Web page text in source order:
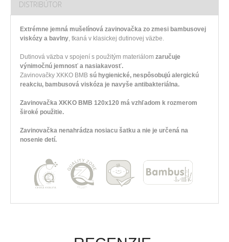
DISTRIBÚTOR
Extrémne jemná mušelínová zavinovačka zo zmesi bambusovej
viskózy a bavlny, tkaná v klasickej dutinovej väzbe.
Dutinová väzba v spojení s použitým materiálom zaručuje
výnimočnú jemnosť a nasiakavosť.
Zavinovačky XKKO BMB sú hygienické, nespôsobujú alergickú
reakciu, bambusová viskóza je navyše antibakteriálna.
Zavinovačka XKKO BMB 120x120 má vzhľadom k rozmerom
široké použitie.
Zavinovačka nenahrádza nosiacu šatku a nie je určená na
nosenie detí.